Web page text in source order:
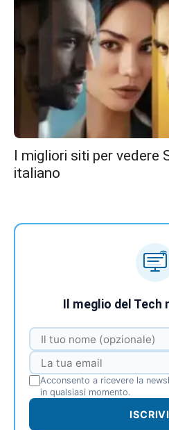
I migliori siti per vedere
italiano
Il meglio del
Acconsento a ricevere la
in qualsiasi momento.